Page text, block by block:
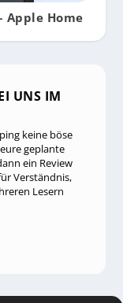
Apple Home
UNS IM
keine böse
geplante
ein Review
Verständnis,
Lesern